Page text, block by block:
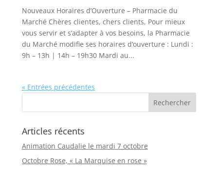
Nouveaux Horaires d’Ouverture – Pharmacie du
Marché Chères clientes, chers clients, Pour mieux
vous servir et s’adapter à vos besoins, la Pharmacie
du Marché modifie ses horaires d’ouverture : Lundi :
9h – 13h | 14h – 19h30 Mardi au...
« Entrées précédentes
Articles récents
Animation Caudalie le mardi 7 octobre
Octobre Rose, « La Marquise en rose »